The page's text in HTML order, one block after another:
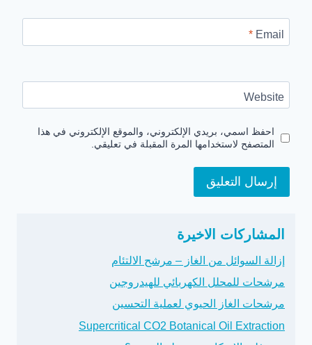
Email
*
Website
احفظ اسمي، بريدي الإلكتروني، والموقع الإلكتروني في هذا
المتصفح لاستخدامها المرة المقبلة في تعليقي.
المشاركات الاخيرة
إزالة السوائل من الغاز – مرشح الالتئام
مرشحات للمحلل الكهربائي للهيدروجين
مرشحات الغاز الحيوي لعملية التحسين
Supercritical CO2 Botanical Oil Extraction